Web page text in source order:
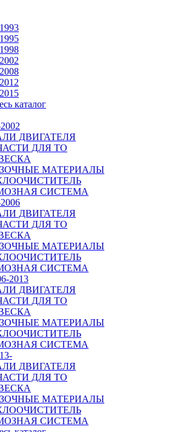
каталог
ДВИГАТЕЛЯ
ДЛЯ ТО
МАТЕРИАЛЫ
СИСТЕМА
ДВИГАТЕЛЯ
ДЛЯ ТО
МАТЕРИАЛЫ
СИСТЕМА
2013
ДВИГАТЕЛЯ
ДЛЯ ТО
МАТЕРИАЛЫ
СИСТЕМА
ДВИГАТЕЛЯ
ДЛЯ ТО
МАТЕРИАЛЫ
СИСТЕМА